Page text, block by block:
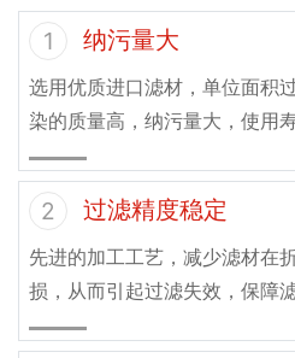
1 纳污量大
选用优质进口滤材，单位面积
染的质量高，纳污量大，使用寿
2 过滤精度稳定
先进的加工工艺，减少滤材在
损，从而引起过滤失效，保障